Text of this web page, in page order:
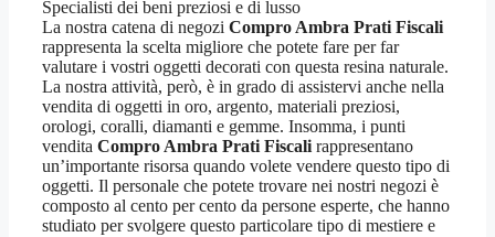
Specialisti dei beni preziosi e di lusso
La nostra catena di negozi Compro Ambra Prati Fiscali
rappresenta la scelta migliore che potete fare per far
valutare i vostri oggetti decorati con questa resina naturale.
La nostra attività, però, è in grado di assistervi anche nella
vendita di oggetti in oro, argento, materiali preziosi,
orologi, coralli, diamanti e gemme. Insomma, i punti
vendita Compro Ambra Prati Fiscalirappresentano
un’importante risorsa quando volete vendere questo tipo di
oggetti. Il personale che potete trovare nei nostri negozi è
composto al cento per cento da persone esperte, che hanno
studiato per svolgere questo particolare tipo di mestiere e